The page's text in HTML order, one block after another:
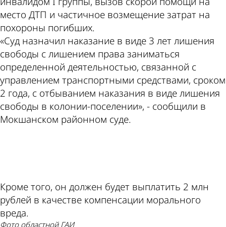
место ДТП и частичное возмещение затрат на
похороны погибших.
«Суд назначил наказание в виде 3 лет лишения
свободы с лишением права заниматься
определенной деятельностью, связанной с
управлением транспортными средствами, сроком
2 года, с отбыванием наказания в виде лишения
свободы в колонии-поселении», - сообщили в
Мокшанском районном суде.
Кроме того, он должен будет выплатить 2 млн
рублей в качестве компенсации морального
вреда.
фото областной ГАИ